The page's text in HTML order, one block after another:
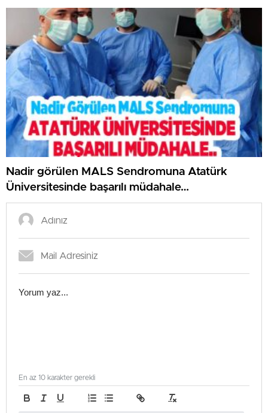
Nadir görülen MALS Sendromuna Atatürk
Üniversitesinde başarılı müdahale…
En az 10 karakter gerekli